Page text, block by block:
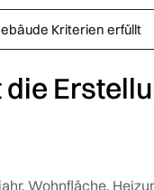
Kriterien erfüllt
Wohnfläche,